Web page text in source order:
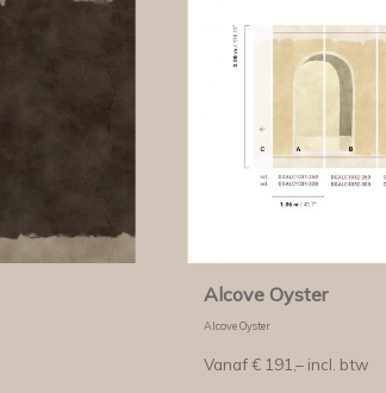
Alcove Oyster
Alcove Oyster
Vanaf € 191,– incl. btw